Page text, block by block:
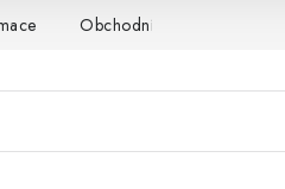
Obchodní podmínky